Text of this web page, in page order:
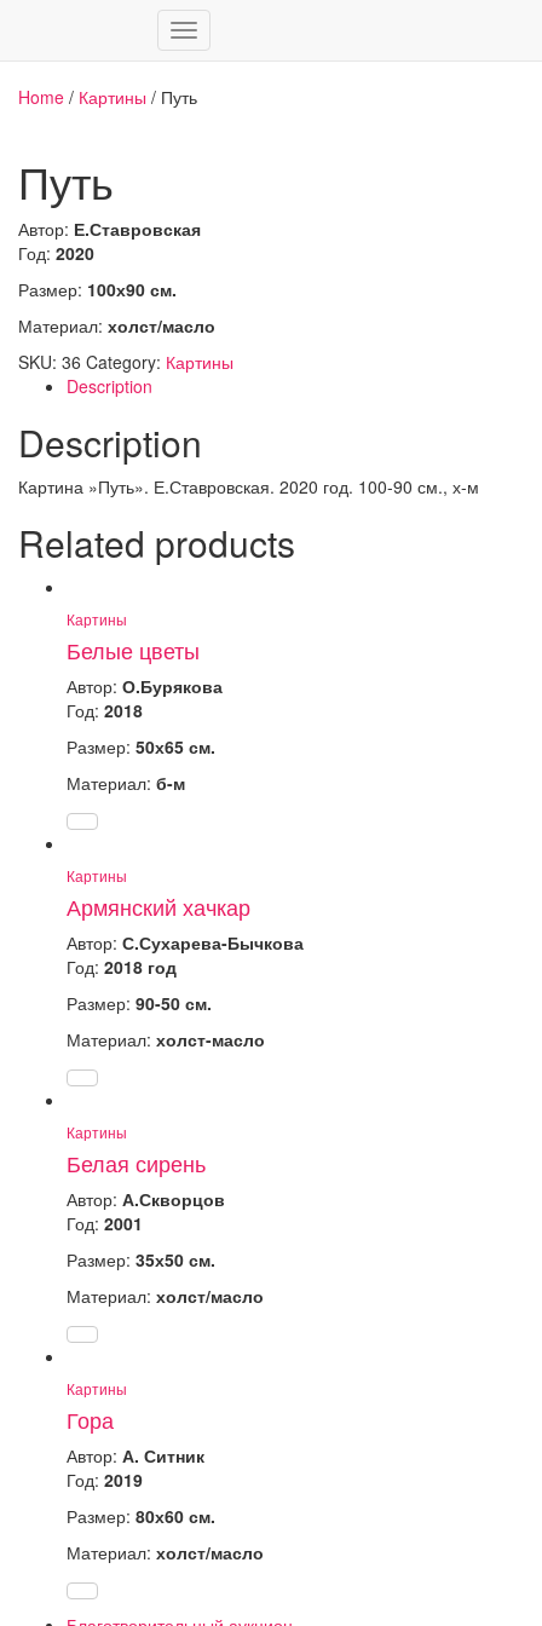
Переключить
Home / Картины / Путь
Путь
Автор: Е.Ставровская
Год: 2020
Размер: 100х90 см.
Материал: холст/масло
SKU: 36 Category: Картины
Description
Description
Картина »Путь». Е.Ставровская. 2020 год. 100-90 см., х-м
Related products
Картины
Белые цветы
Автор: О.Бурякова
Год: 2018
Размер: 50х65 см.
Материал: б-м
Картины
Армянский хачкар
Автор: С.Сухарева-Бычкова
Год: 2018 год
Размер: 90-50 см.
Материал: холст-масло
Картины
Белая сирень
Автор: А.Скворцов
Год: 2001
Размер: 35х50 см.
Материал: холст/масло
Картины
Гора
Автор: А. Ситник
Год: 2019
Размер: 80х60 см.
Материал: холст/масло